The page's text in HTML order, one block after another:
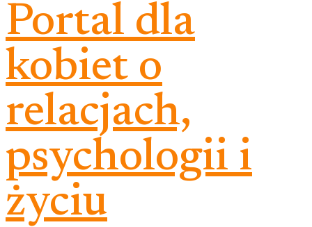
Portal dla
kobiet o
relacjach,
psychologii i
życiu